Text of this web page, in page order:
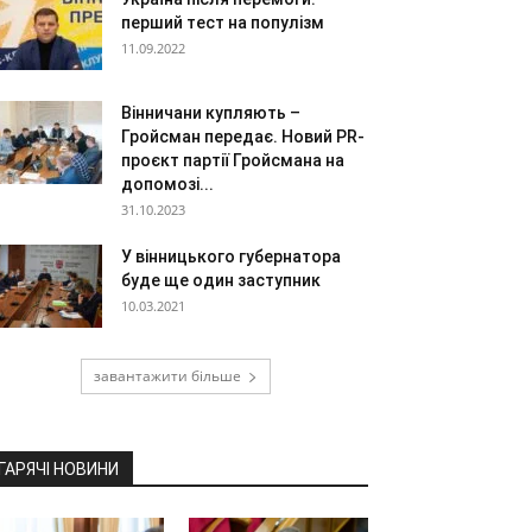
перший тест на популізм
11.09.2022
Вінничани купляють –
Гройсман передає. Новий PR-
проєкт партії Гройсмана на
допомозі...
31.10.2023
У вінницького губернатора
буде ще один заступник
10.03.2021
завантажити більше
НОВИНИ